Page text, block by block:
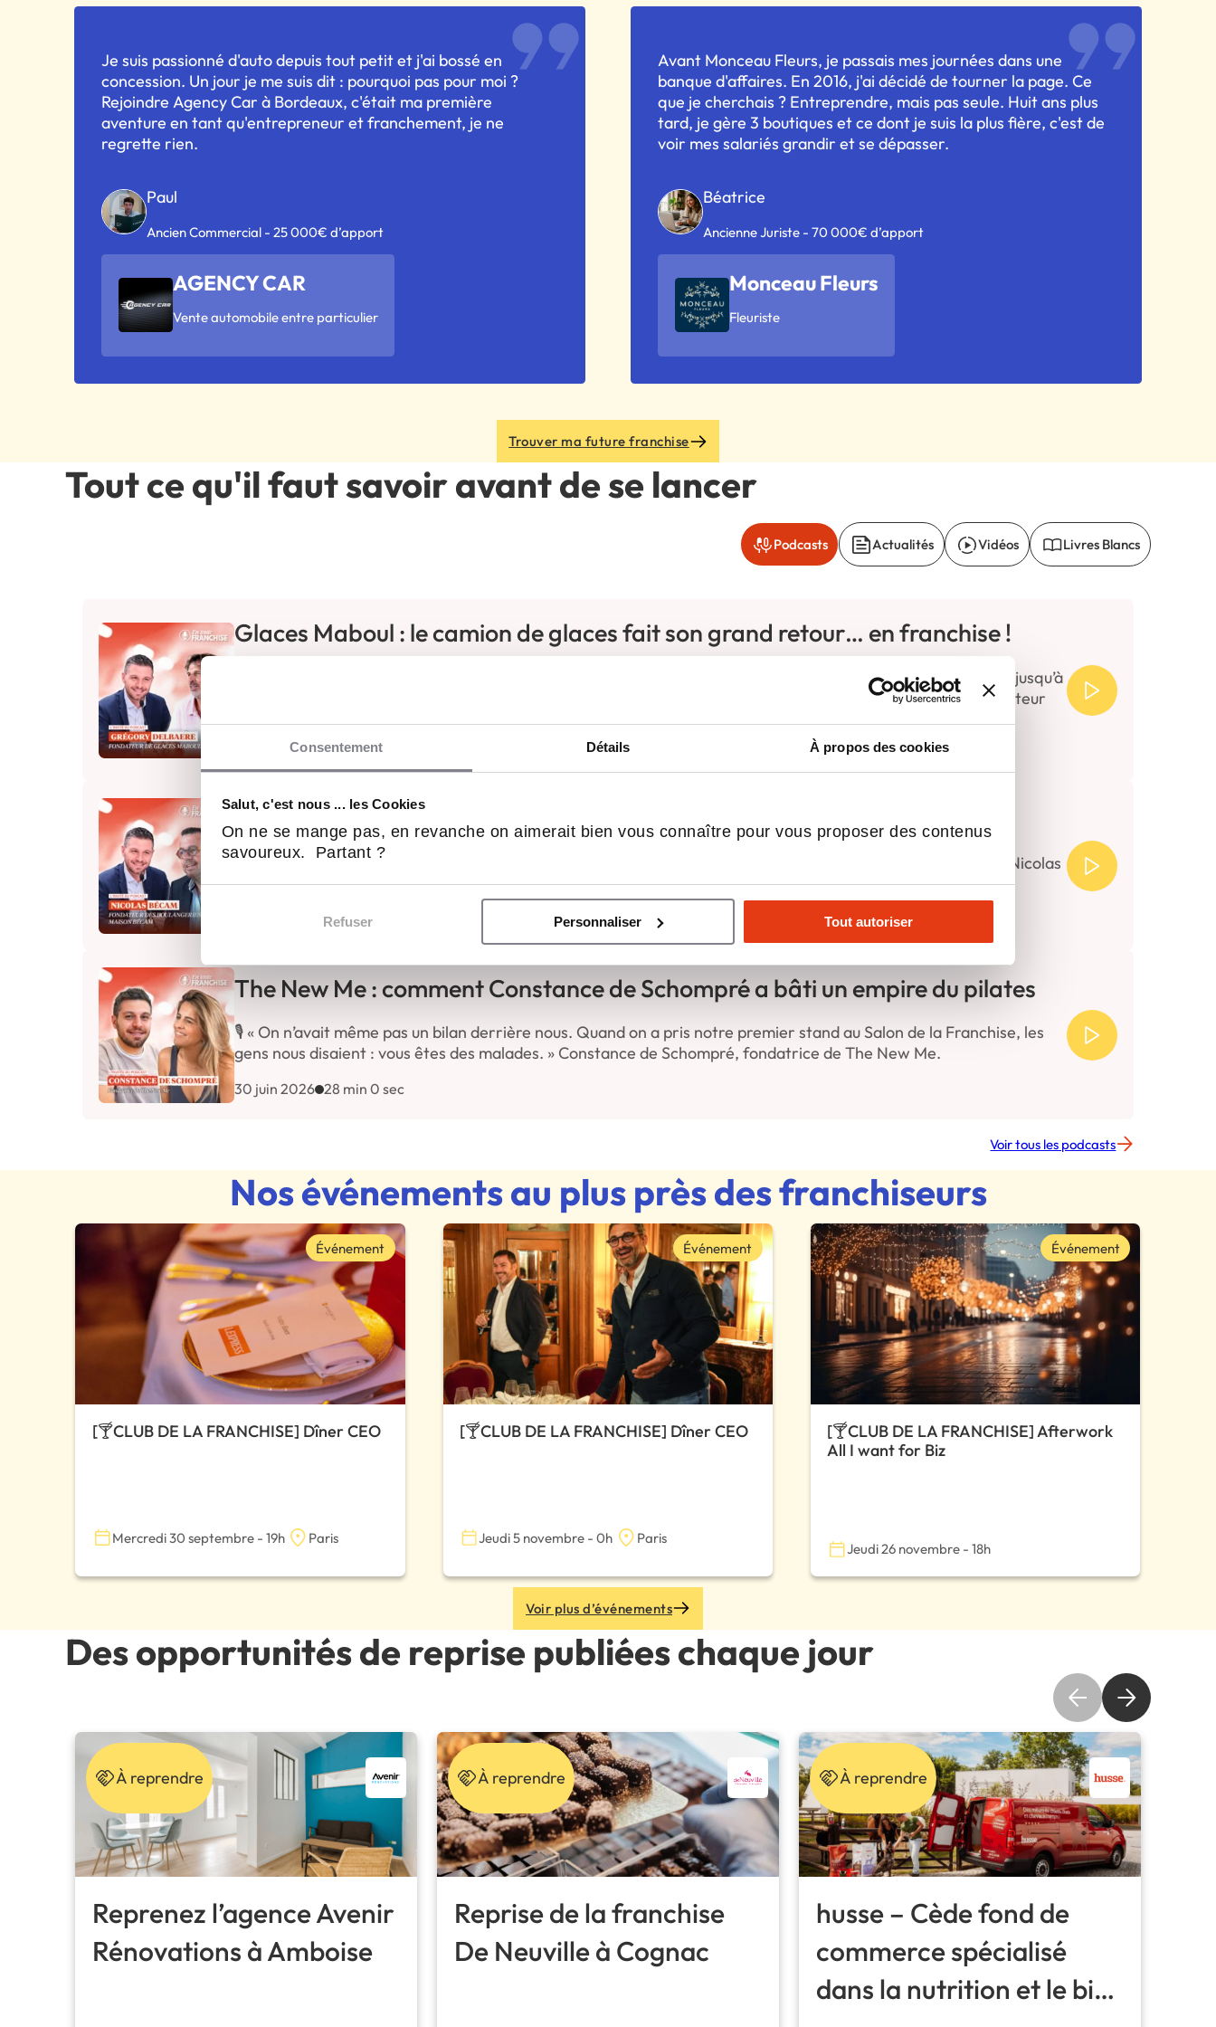
Consentement Détails À propos des cookies
Salut, c'est nous ... les Cookies
On ne se mange pas, en revanche on aimerait bien vous connaître pour vous proposer des contenus
savoureux. Partant ?
Refuser Personnaliser Tout autoriser
Je suis passionné d'auto depuis tout petit et j'ai bossé en
concession. Un jour je me suis dit : pourquoi pas pour moi ?
Rejoindre Agency Car à Bordeaux, c'était ma première
aventure en tant qu'entrepreneur et franchement, je ne
regrette rien.
Paul
Ancien Commercial - 25 000€ d’apport
AGENCY CAR
Vente automobile entre particulier
Avant Monceau Fleurs, je passais mes journées dans une
banque d'affaires. En 2016, j'ai décidé de tourner la page. Ce
que je cherchais ? Entreprendre, mais pas seule. Huit ans plus
tard, je gère 3 boutiques et ce dont je suis la plus fière, c'est de
voir mes salariés grandir et se dépasser.
Béatrice
Ancienne Juriste - 70 000€ d’apport
Monceau Fleurs
Fleuriste
Trouver ma future franchise
Tout ce qu'il faut savoir avant de se lancer
Podcasts Actualités Vidéos Livres Blancs
Glaces Maboul : le camion de glaces fait son grand retour… en franchise !
🎙️ « La première journée, c’était l’enfer. Et par contre, ça a été un vrai succès. J’ai eu du monde toute la soirée jusqu’à
presque minuit et demi, et je m’attendais pas à servir des glaces à minuit et demi ! » Grégory Delbaere, fondateur
de Glaces Maboul.
28 juillet 2026 26 min 0 sec
Franchiser sans renoncer au fait-maison : la stratégie Maison Bécam
🎙️ « Le premier jour, on visait 300 euros de chiffre d’affaires. On en a fait 500. C’est un chiffre clé pour moi. » Nicolas
Bécam, cofondateur de Maison Bécam.
14 juillet 2026 23 min 0 sec
The New Me : comment Constance de Schompré a bâti un empire du pilates
🎙️ « On n’avait même pas un bilan derrière nous. Quand on a pris notre premier stand au Salon de la Franchise, les
gens nous disaient : vous êtes des malades. » Constance de Schompré, fondatrice de The New Me.
30 juin 2026 28 min 0 sec
Voir tous les podcasts
Nos événements au plus près des franchiseurs
Événement
[🍸CLUB DE LA FRANCHISE] Dîner CEO
Mercredi 30 septembre - 19h Paris
Événement
[🍸CLUB DE LA FRANCHISE] Dîner CEO
Jeudi 5 novembre - 0h Paris
Événement
[🍸CLUB DE LA FRANCHISE] Afterwork
All I want for Biz
Jeudi 26 novembre - 18h
Voir plus d’événements
Des opportunités de reprise publiées chaque jour
À reprendre
Reprenez l’agence Avenir
Rénovations à Amboise
À reprendre
Reprise de la franchise
De Neuville à Cognac
À reprendre
husse – Cède fond de
commerce spécialisé
dans la nutrition et le bien